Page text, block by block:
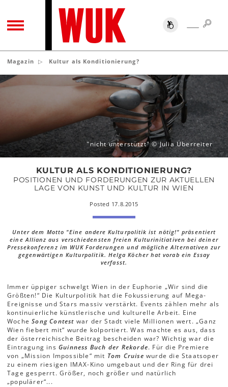
TOGGLE NAVIGATION SUCHE
Magazin Kultur als Konditionierung?
Kultur
als
Konditionierung?
"nicht unterstützt" © Julia Überreiter
KULTUR ALS KONDITIONIERUNG?
POSITIONEN UND FORDERUNGEN ZUR AKTUELLEN
LAGE VON KUNST UND KULTUR IN WIEN
Posted 17.8.2015
Unter dem Motto "Eine andere Kulturpolitik ist nötig!" präsentiert
eine Allianz aus verschiedensten freien Kulturinitiativen bei deiner
Pressekonferenz im WUK Forderungen und mögliche Alternativen zur
gegenwärtigen Kulturpolitik. Helga Köcher hat vorab ein Essay
verfasst.
Immer üppiger schwelgt Wien in der Euphorie „Wir sind die
Größten!“ Die Kulturpolitik hat die Fokussierung auf Mega-
Ereignisse und Stars massiv verstärkt. Events zählen mehr als
kontinuierliche künstlerische und kulturelle Arbeit. Eine
WocheSong Contest war der Stadt viele Millionen wert. „Ganz
Wien fiebert mit“ wurde kolportiert. Was machte es aus, dass
der österreichische Beitrag bescheiden war? Wichtig war die
Eintragung ins Guinness Buch der Rekorde. Für die Premiere
von „Mission Impossible“ mit Tom Cruise wurde die Staatsoper
zu einem riesigen IMAX-Kino umgebaut und der Ring für drei
Tage gesperrt. Größer, noch größer und natürlich
„populärer“...